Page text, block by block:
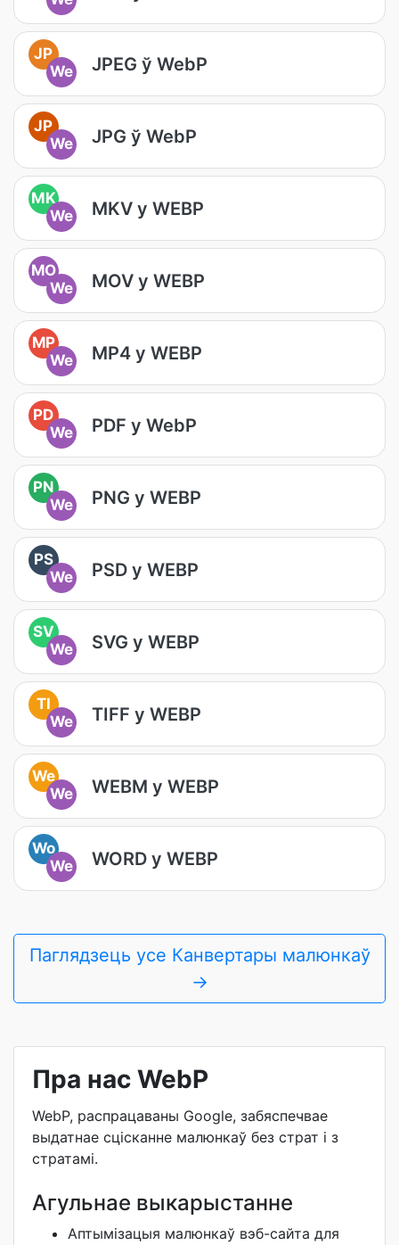
JP
We
JPEG ў WebP
JP
We
JPG ў WebP
MK
We
MKV у WEBP
MO
We
MOV у WEBP
MP
We
MP4 у WEBP
PD
We
PDF у WebP
PN
We
PNG у WEBP
PS
We
PSD у WEBP
SV
We
SVG у WEBP
TI
We
TIFF у WEBP
We
We
WEBM у WEBP
Wo
We
WORD у WEBP
Паглядзець усе Канвертары малюнкаў
→
Пра нас WebP
WebP, распрацаваны Google, забяспечвае
выдатнае сцісканне малюнкаў без страт і з
стратамі.
Агульнае выкарыстанне
Аптымізацыя малюнкаў вэб-сайта для